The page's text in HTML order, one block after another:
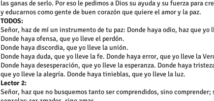
las ganas de serlo. Por eso le pedimos a Dios su ayuda y su fuerza para
y educarnos como gente de buen corazón que quiere el amor y la paz.
TODOS:
Señor, haz de mí un instrumento de tu paz: Donde haya odio, haz que yo
Donde haya ofensa, que yo lleve el perdón.
Donde haya discordia, que yo lleve la unión.
Donde haya duda, que yo lleve la fe. Donde haya error, que yo lleve la
Donde haya desesperación, que yo lleve la esperanza. Donde haya
que yo lleve la alegría. Donde haya tinieblas, que yo lleve la luz.
Lector 2:
Señor, haz que no busquemos tanto ser comprendidos, sino comprender;